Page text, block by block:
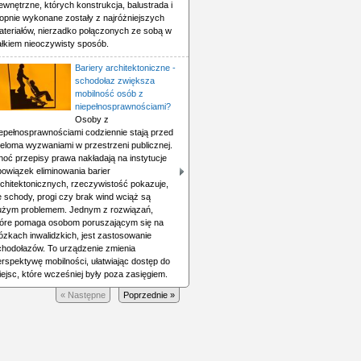
których konstrukcja, balustrada i
wykonane zostały z najróżniejszych
nierzadko połączonych ze sobą w
nieoczywisty sposób.
Bariery architektoniczne -
schodołaz zwiększa
mobilność osób z
niepełnosprawnościami?
Osoby z
codziennie stają przed
wyzwaniami w przestrzeni publicznej.
przepisy prawa nakładają na instytucje
eliminowania barier
rzeczywistość pokazuje,
schody, progi czy brak wind wciąż są
problemem. Jednym z rozwiązań,
pomaga osobom poruszającym się na
inwalidzkich, jest zastosowanie
To urządzenie zmienia
mobilności, ułatwiając dostęp do
które wcześniej były poza zasięgiem.
Poprzednie »
« Następne